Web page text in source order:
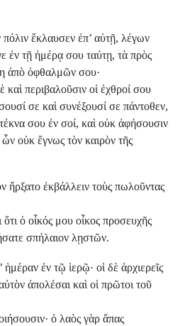
πόλιν ἔκλαυσεν ἐπ’ αὐτῇ, λέγων
ἐν τῇ ἡμέρᾳ σου ταύτῃ, τὰ πρὸς
ἀπὸ ὀφθαλμῶν σου·
καὶ περιβαλοῦσιν οἱ ἐχθροί σου
σε καὶ συνέξουσί σε πάντοθεν,
σου ἐν σοί, καὶ οὐκ ἀφήσουσιν
ὧν οὐκ ἔγνως τὸν καιρὸν τῆς
ἤρξατο ἐκβάλλειν τοὺς πωλοῦντας
ὅτι ὁ οἶκός μου οἶκος προσευχῆς
σπήλαιον λῃστῶν.
ἐν τῷ ἱερῷ· οἱ δὲ ἀρχιερεῖς
ἀπολέσαι καὶ οἱ πρῶτοι τοῦ
ὁ λαὸς γὰρ ἅπας